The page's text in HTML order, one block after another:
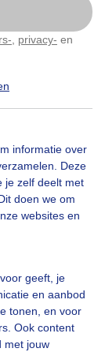
privacy- en
informatie over
Deze
je zelf deelt met
doen we om
websites en
geeft, je
en aanbod
tonen, en voor
Ook content
met jouw
bekeken